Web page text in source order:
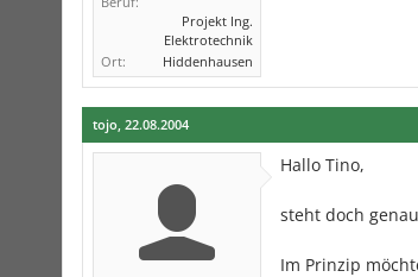
Projekt Ing.
Elektrotechnik
Ort:
Hiddenhausen
tojo, 22.08.2004
Hallo Tino,
steht doch
Im Prinzip